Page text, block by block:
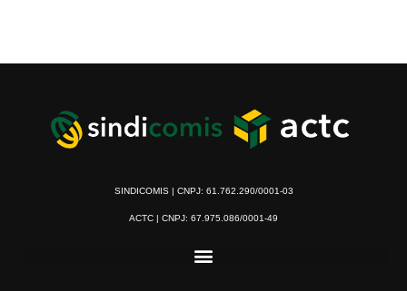
SINDICOMIS | CNPJ: 61.762.290/0001-03
ACTC | CNPJ: 67.975.086/0001-49